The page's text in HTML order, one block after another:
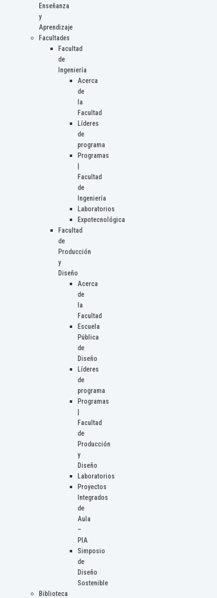
Enseñanza
y
Aprendizaje
Facultades
Facultad
de
Ingeniería
Acerca
de
la
Facultad
Líderes
de
programa
Programas
Facultad
de
Ingeniería
Laboratorios
Expotecnológica
Facultad
de
Producción
y
Diseño
Acerca
de
la
Facultad
Escuela
Pública
de
Diseño
Líderes
de
programa
Programas
Facultad
de
Producción
y
Diseño
Laboratorios
Proyectos
Integrados
de
Aula
–
PIA
Simposio
de
Diseño
Sostenible
Biblioteca